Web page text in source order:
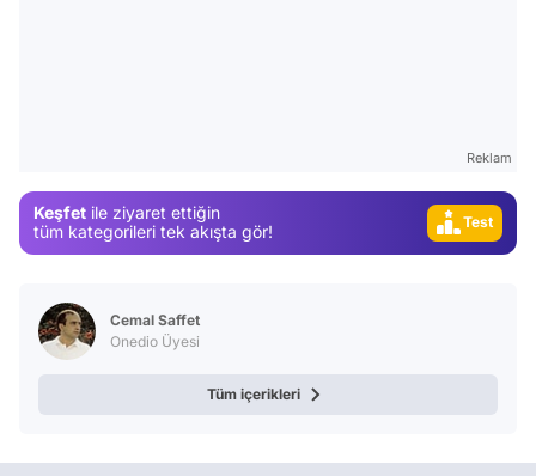
Reklam
Keşfet ile ziyaret ettiğin
tüm kategorileri tek akışta gör!
Test
Cemal Saffet
Onedio Üyesi
Tüm içerikleri